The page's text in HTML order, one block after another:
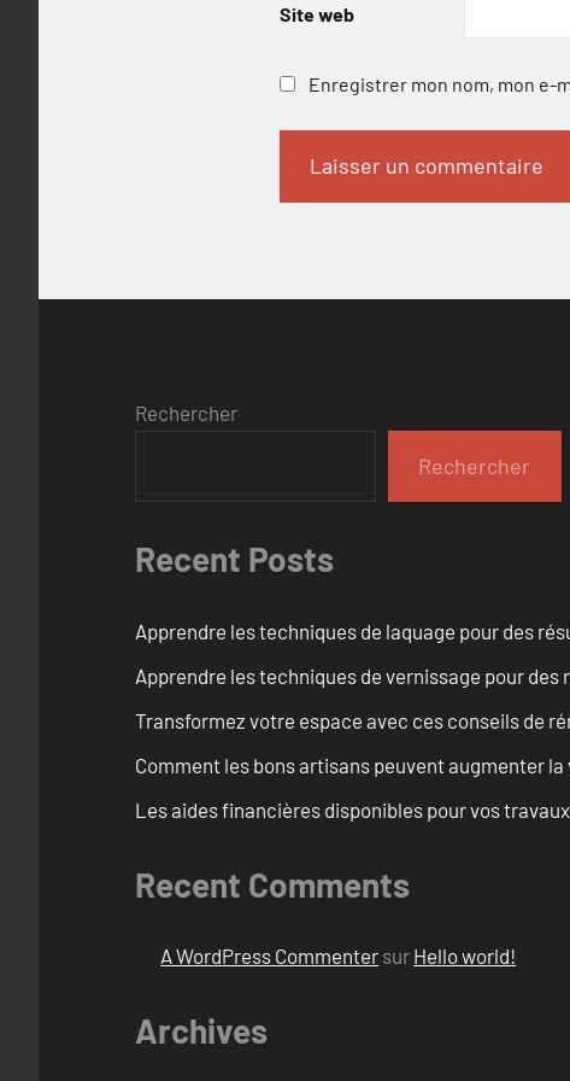
Site web
Enregistrer mon nom, mon e-
Rechercher
Rechercher
Recent Posts
Apprendre les techniques de laquage pour des
Apprendre les techniques de vernissage pour
Transformez votre espace avec ces conseils de
Comment les bons artisans peuvent augmenter
Les aides financières disponibles pour vos
Recent Comments
A WordPress Commenter sur Hello world!
Archives